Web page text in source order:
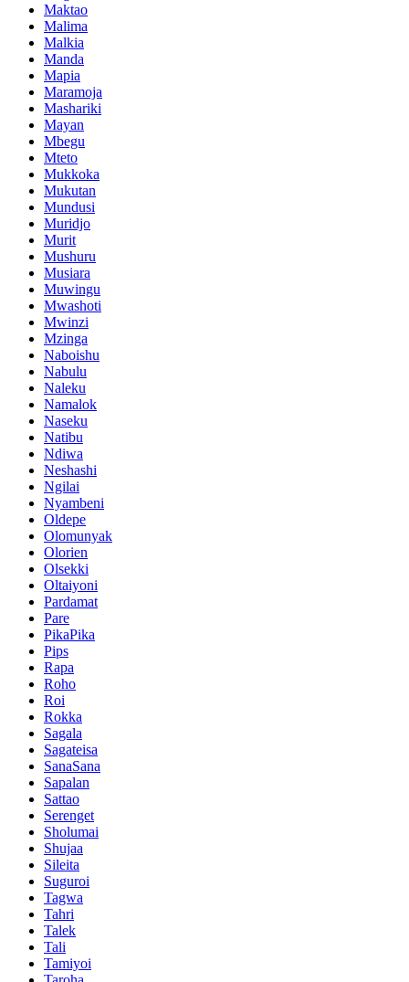
Maktao
Malima
Malkia
Manda
Mapia
Maramoja
Mashariki
Mayan
Mbegu
Mteto
Mukkoka
Mukutan
Mundusi
Muridjo
Murit
Mushuru
Musiara
Muwingu
Mwashoti
Mwinzi
Mzinga
Naboishu
Nabulu
Naleku
Namalok
Naseku
Natibu
Ndiwa
Neshashi
Ngilai
Nyambeni
Oldepe
Olomunyak
Olorien
Olsekki
Oltaiyoni
Pardamat
Pare
PikaPika
Pips
Rapa
Roho
Roi
Rokka
Sagala
Sagateisa
SanaSana
Sapalan
Sattao
Serenget
Sholumai
Shujaa
Sileita
Suguroi
Tagwa
Tahri
Talek
Tali
Tamiyoi